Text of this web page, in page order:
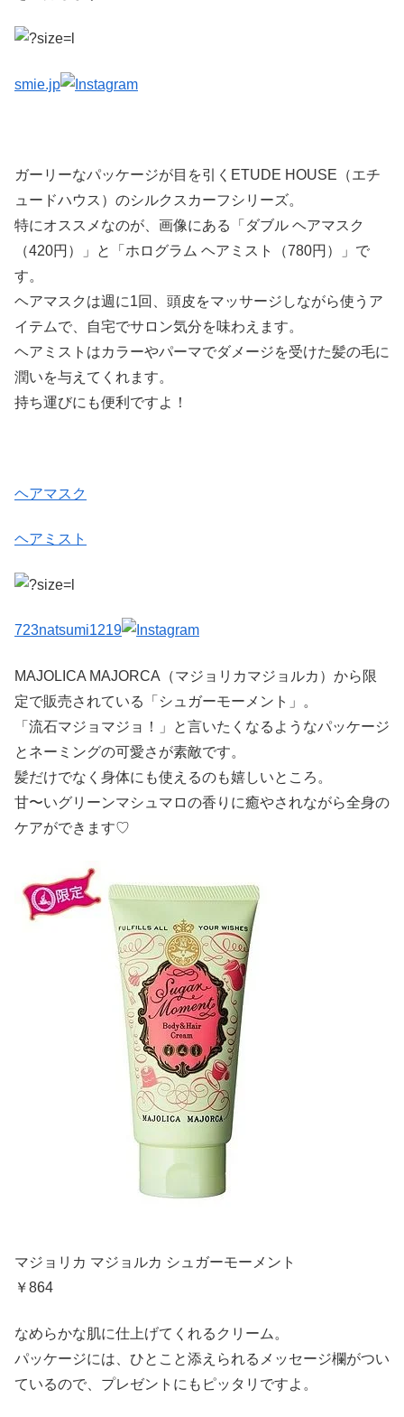
smie.jp
ガーリーなパッケージが目を引くETUDE HOUSE（エチ
ュードハウス）のシルクスカーフシリーズ。
特にオススメなのが、画像にある「ダブル ヘアマスク
（420円）」と「ホログラム ヘアミスト（780円）」で
す。
ヘアマスクは週に1回、頭皮をマッサージしながら使うア
イテムで、自宅でサロン気分を味わえます。
ヘアミストはカラーやパーマでダメージを受けた髪の毛に
潤いを与えてくれます。
持ち運びにも便利ですよ！
ヘアマスク
ヘアミスト
723natsumi1219
MAJOLICA MAJORCA（マジョリカマジョルカ）から限
定で販売されている「シュガーモーメント」。
「流石マジョマジョ！」と言いたくなるようなパッケージ
とネーミングの可愛さが素敵です。
髪だけでなく身体にも使えるのも嬉しいところ。
甘〜いグリーンマシュマロの香りに癒やされながら全身の
ケアができます♡
マジョリカ マジョルカ シュガーモーメント
￥864
なめらかな肌に仕上げてくれるクリーム。
パッケージには、ひとこと添えられるメッセージ欄がつい
ているので、プレゼントにもピッタリですよ。